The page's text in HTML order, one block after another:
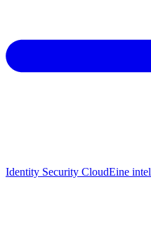
Identity Security CloudEine